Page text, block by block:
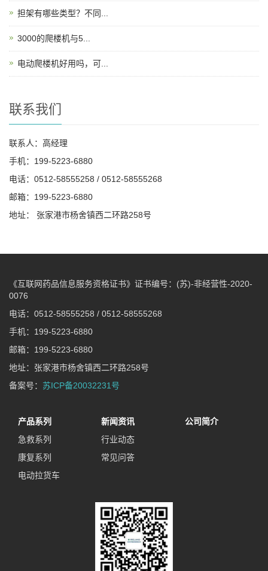
担架有哪些类型？不同...
3000的爬楼机与5...
电动爬楼机好用吗，可...
联系我们
联系人：高经理
手机：199-5223-6880
电话：0512-58555258 / 0512-58555268
邮箱：199-5223-6880
地址： 张家港市杨舍镇西二环路258号
《互联网药品信息服务资格证书》证书编号：(苏)-非经营性-2020-
0076
电话：0512-58555258 / 0512-58555268
手机：199-5223-6880
邮箱：199-5223-6880
地址：张家港市杨舍镇西二环路258号
备案号： 苏ICP备20032231号
产品系列
急救系列
康复系列
电动拉货车
新闻资讯
行业动态
常见问答
公司简介